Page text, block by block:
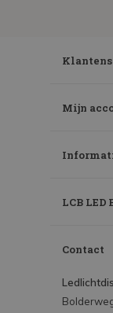
Mijn
LCB LED
Contact